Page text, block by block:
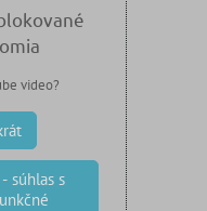
video?
súhlas s